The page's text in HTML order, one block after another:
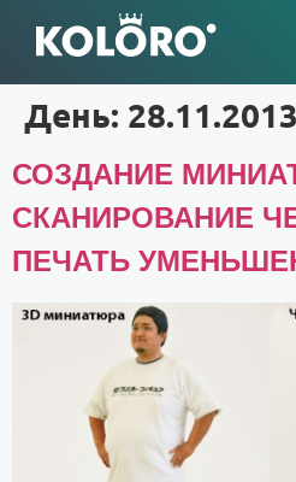
День: 28.11.2013
СОЗДАНИЕ
СКАНИРОВАНИЕ
ПЕЧАТЬ